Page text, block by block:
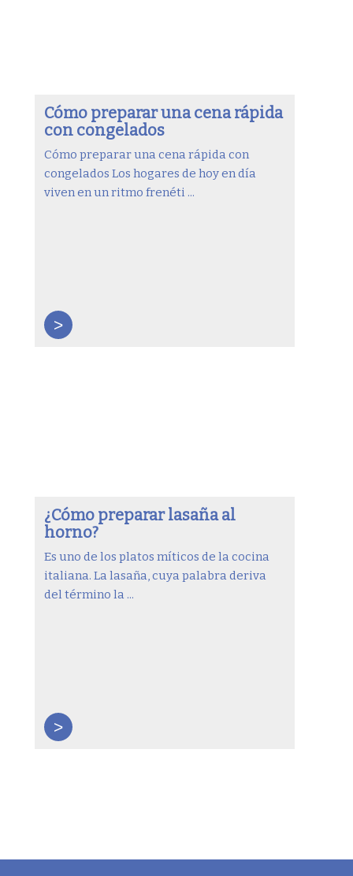
Cómo preparar una cena rápida
con congelados
Cómo preparar una cena rápida con
congelados Los hogares de hoy en día
viven en un ritmo frenéti ...
>
¿Cómo preparar lasaña al
horno?
Es uno de los platos míticos de la cocina
italiana. La lasaña, cuya palabra deriva
del término la ...
>